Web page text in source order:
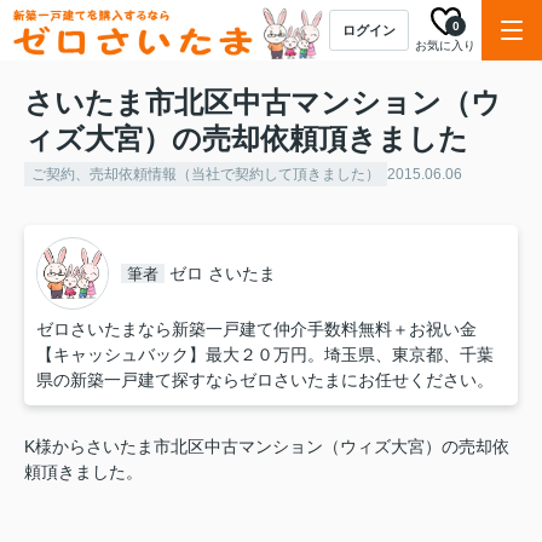
ログイン
お気に入り
0
さいたま市北区中古マンション（ウ
ィズ大宮）の売却依頼頂きました
ご契約、売却依頼情報（当社で契約して頂きました） 2015.06.06
筆者 ゼロ さいたま
ゼロさいたまなら新築一戸建て仲介手数料無料＋お祝い金
【キャッシュバック】最大２０万円。埼玉県、東京都、千葉
県の新築一戸建て探すならゼロさいたまにお任せください。
K様からさいたま市北区中古マンション（ウィズ大宮）の売却依
頼頂きました。